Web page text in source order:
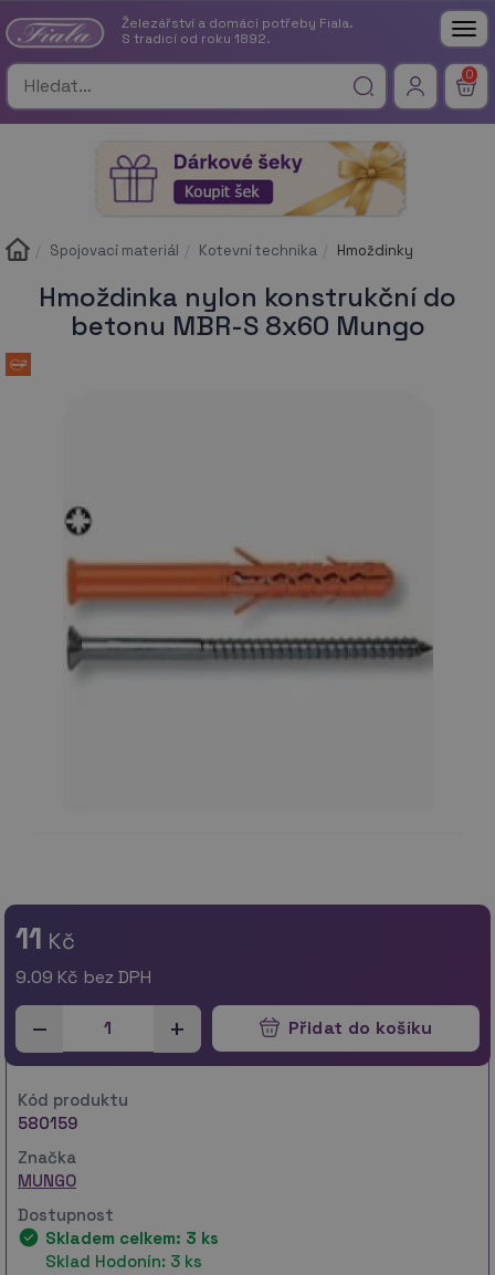
Železářství a domácí potřeby Fiala.
S tradicí od roku 1892.
0
Spojovací materiál Kotevní technika Hmoždinky
Hmoždinka nylon konstrukční do
betonu MBR-S 8x60 Mungo
11 Kč
9.09 Kč bez DPH
+
– Přidat do košíku
Kód produktu
580159
Značka
MUNGO
Dostupnost
Skladem celkem: 3 ks
Sklad Hodonín: 3 ks